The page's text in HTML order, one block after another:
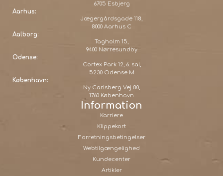
6705 Esbjerg
Aarhus:
Jægergårdsgade 118,
8000 Aarhus C
Aalborg:
Tagholm 15,
9400 Nørresundby
Odense:
Cortex Park 12, 6. sal,
5230 Odense M
København:
Ny Carlsberg Vej 80,
1760 København
Information
Karriere
Klippekort
Forretningsbetingelser
Webtilgængelighed
Kundecenter
Artikler